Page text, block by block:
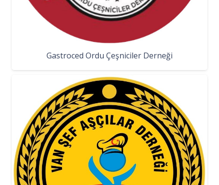
Gastroced Ordu Çeşniciler Derneği